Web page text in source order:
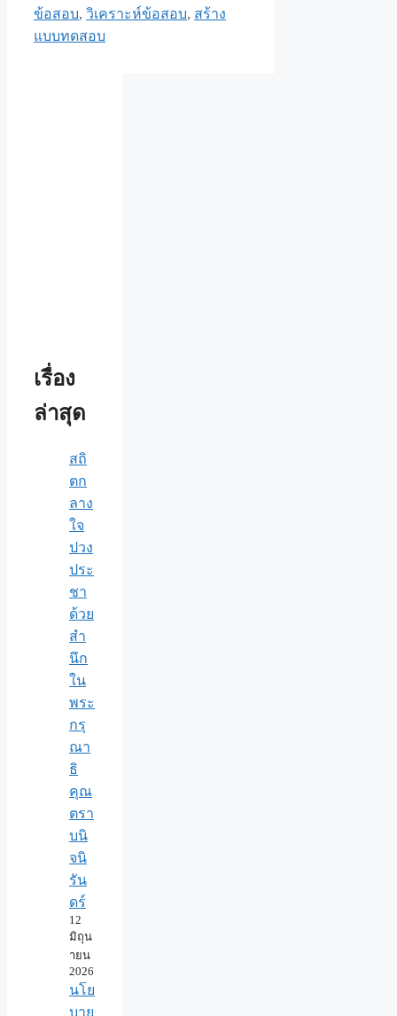
ข้อสอบ, วิเคราะห์ข้อสอบ, สร้าง
แบบทดสอบ
เรื่อง
ล่าสุด
สถิ
ตก
ลาง
ใจ
ปวง
ประ
ชา
ด้วย
สำ
นึก
ใน
พระ
กรุ
ณา
ธิ
คุณ
ตรา
บนิ
จนิ
รัน
ดร์
12
มิถุน
ายน
2026
นโย
บาย